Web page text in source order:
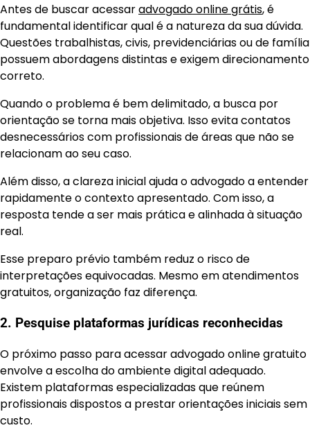
Antes de buscar acessaradvogado online grátis, é
fundamental identificar qual é a natureza da sua dúvida.
Questões trabalhistas, civis, previdenciárias ou de família
possuem abordagens distintas e exigem direcionamento
correto.
Quando o problema é bem delimitado, a busca por
orientação se torna mais objetiva. Isso evita contatos
desnecessários com profissionais de áreas que não se
relacionam ao seu caso.
Além disso, a clareza inicial ajuda o advogado a entender
rapidamente o contexto apresentado. Com isso, a
resposta tende a ser mais prática e alinhada à situação
real.
Esse preparo prévio também reduz o risco de
interpretações equivocadas. Mesmo em atendimentos
gratuitos, organização faz diferença.
2. Pesquise plataformas jurídicas reconhecidas
O próximo passo para acessar advogado online gratuito
envolve a escolha do ambiente digital adequado.
Existem plataformas especializadas que reúnem
profissionais dispostos a prestar orientações iniciais sem
custo.